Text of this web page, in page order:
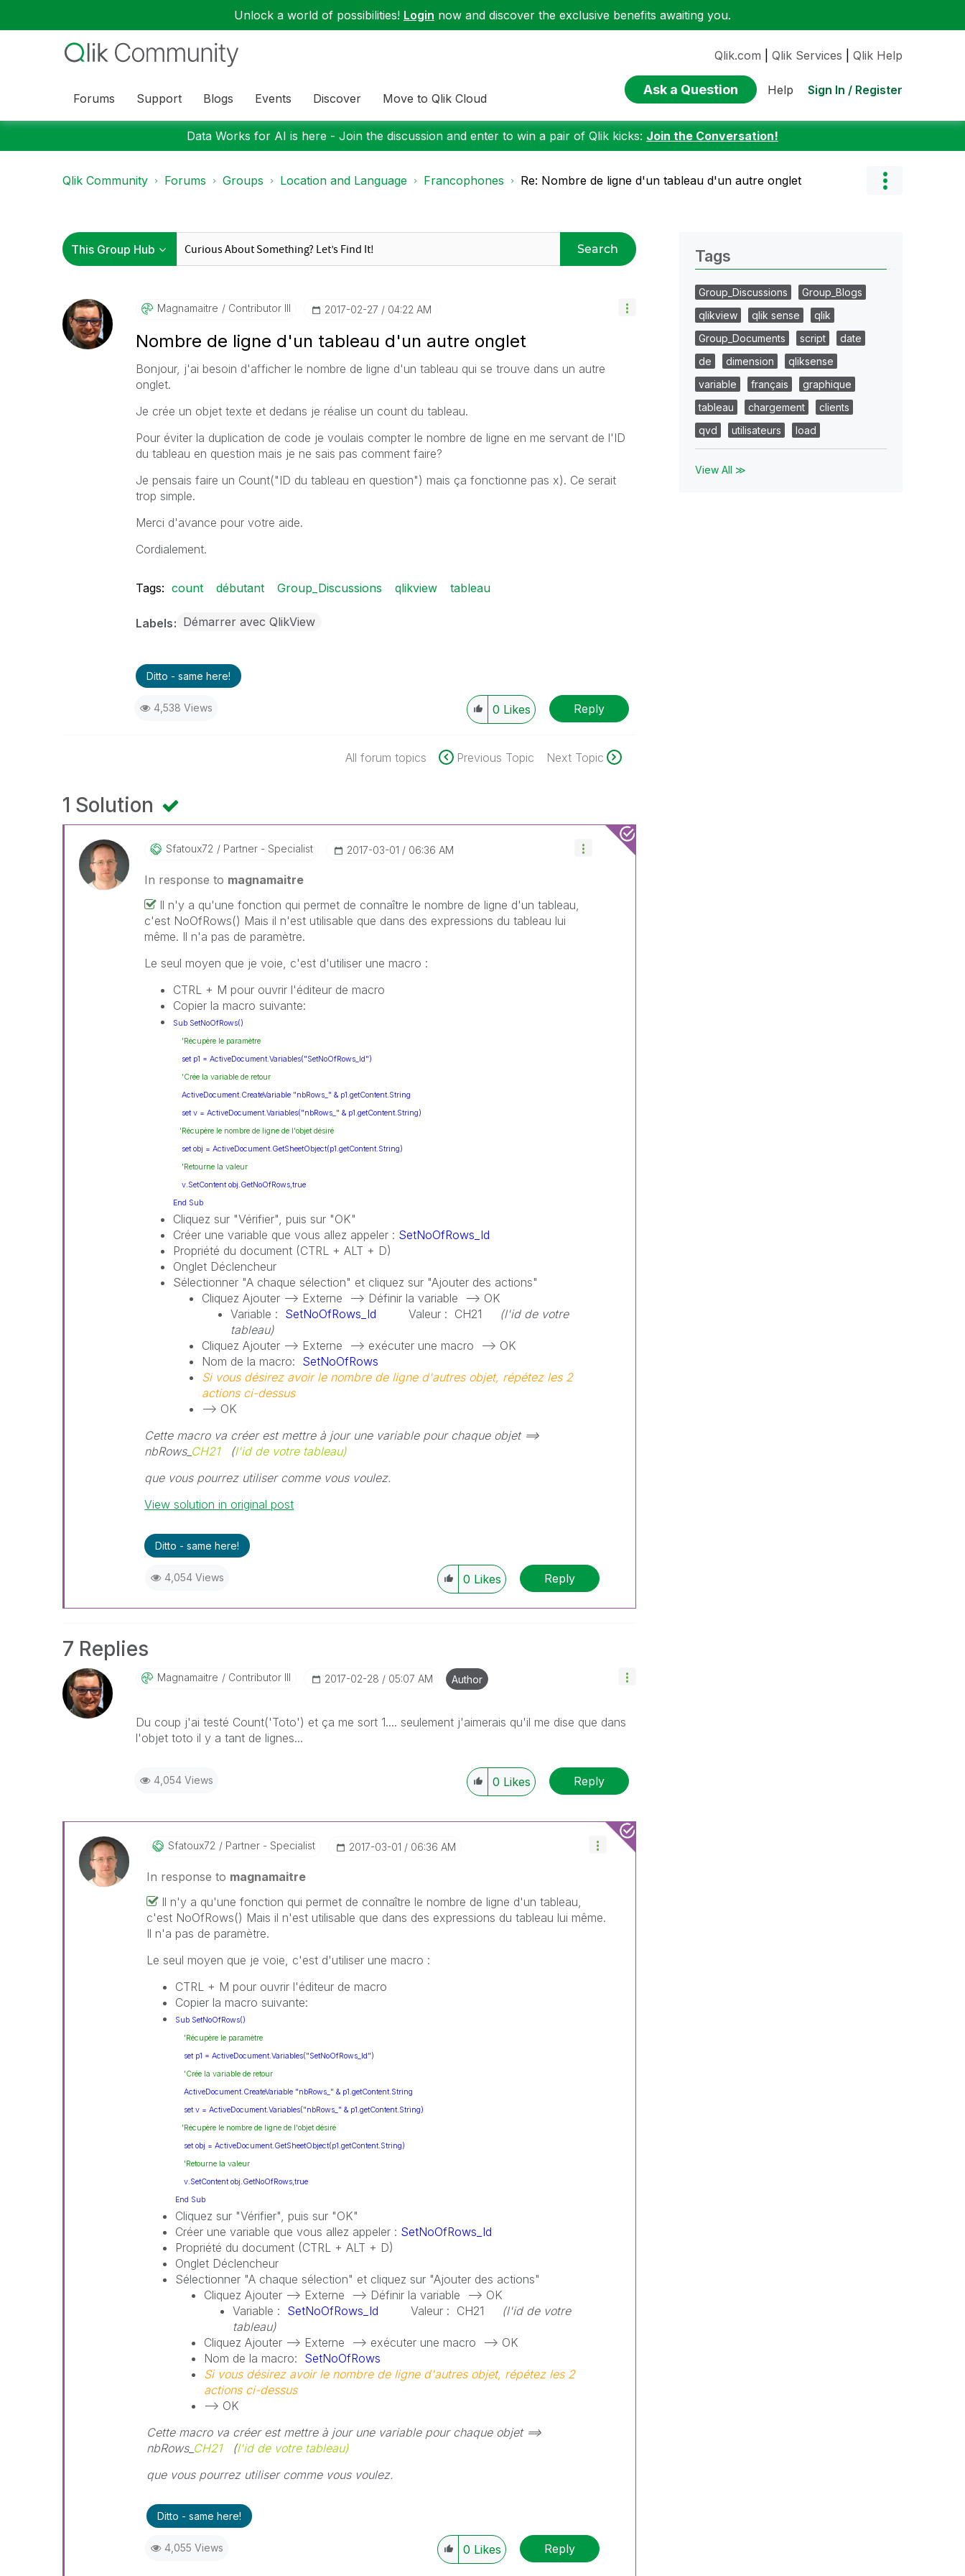
Unlock a world of possibilities! Login now and discover the exclusive benefits awaiting you.
Forums Support Blogs Events Discover Move to Qlik Cloud
Qlik.com Qlik Services Qlik Help
Ask a Question Help Sign In / Register
Data Works for AI is here - Join the discussion and enter to win a pair of Qlik kicks: Join the Conversation!
Qlik Community Forums Groups Location and Language Francophones Re: Nombre de ligne d'un tableau d'un autre onglet
Search
Magnamaitre Contributor III ‎2017-02-27 04:22 AM
Nombre de ligne d'un tableau d'un autre onglet
Bonjour, j'ai besoin d'afficher le nombre de ligne d'un tableau qui se trouve dans un autre
onglet.
Je crée un objet texte et dedans je réalise un count du tableau.
Pour éviter la duplication de code je voulais compter le nombre de ligne en me servant de l'ID
du tableau en question mais je ne sais pas comment faire?
Je pensais faire un Count("ID du tableau en question") mais ça fonctionne pas x). Ce serait
trop simple.
Merci d'avance pour votre aide.
Cordialement.
Tags: count débutant Group_Discussions qlikview tableau
Labels Démarrer avec QlikView
Ditto - same here!
4,538 Views 0 Likes Reply
All forum topics Previous Topic Next Topic
1 Solution
Sfatoux72 Partner - Specialist ‎2017-03-01 06:36 AM
In response to magnamaitre
Il n'y a qu'une fonction qui permet de connaître le nombre de ligne d'un tableau,
c'est NoOfRows() Mais il n'est utilisable que dans des expressions du tableau lui
même. Il n'a pas de paramètre.
Le seul moyen que je voie, c'est d'utiliser une macro :
CTRL + M pour ouvrir l'éditeur de macro
Copier la macro suivante:
Sub SetNoOfRows()
'Récupère le paramètre
set p1 = ActiveDocument.Variables("SetNoOfRows_Id")
'Crée la variable de retour
ActiveDocument.CreateVariable "nbRows_" & p1.getContent.String
set v = ActiveDocument.Variables("nbRows_" & p1.getContent.String)
'Récupère le nombre de ligne de l'objet désiré
set obj = ActiveDocument.GetSheetObject(p1.getContent.String)
'Retourne la valeur
v.SetContent obj.GetNoOfRows,true
End Sub
Cliquez sur "Vérifier", puis sur "OK"
Créer une variable que vous allez appeler : SetNoOfRows_Id
Propriété du document (CTRL + ALT + D)
Onglet Déclencheur
Sélectionner "A chaque sélection" et cliquez sur "Ajouter des actions"
Cliquez Ajouter --> Externe --> Définir la variable --> OK
Variable : SetNoOfRows_Id Valeur : CH21 (l'id de votre
tableau)
Cliquez Ajouter --> Externe --> exécuter une macro --> OK
Nom de la macro: SetNoOfRows
Si vous désirez avoir le nombre de ligne d'autres objet, répétez les 2
actions ci-dessus
--> OK
Cette macro va créer est mettre à jour une variable pour chaque objet ==>
nbRows_ CH21 (l'id de votre tableau)
que vous pourrez utiliser comme vous voulez.
View solution in original post
Ditto - same here!
4,054 Views 0 Likes Reply
7 Replies
Magnamaitre Contributor III ‎2017-02-28 05:07 AM Author
Du coup j'ai testé Count('Toto') et ça me sort 1.... seulement j'aimerais qu'il me dise que dans
l'objet toto il y a tant de lignes...
4,054 Views 0 Likes Reply
Sfatoux72 Partner - Specialist ‎2017-03-01 06:36 AM
In response to magnamaitre
Il n'y a qu'une fonction qui permet de connaître le nombre de ligne d'un tableau,
c'est NoOfRows() Mais il n'est utilisable que dans des expressions du tableau lui même.
Il n'a pas de paramètre.
Le seul moyen que je voie, c'est d'utiliser une macro :
CTRL + M pour ouvrir l'éditeur de macro
Copier la macro suivante:
Sub SetNoOfRows()
'Récupère le paramètre
set p1 = ActiveDocument.Variables("SetNoOfRows_Id")
'Crée la variable de retour
ActiveDocument.CreateVariable "nbRows_" & p1.getContent.String
set v = ActiveDocument.Variables("nbRows_" & p1.getContent.String)
'Récupère le nombre de ligne de l'objet désiré
set obj = ActiveDocument.GetSheetObject(p1.getContent.String)
'Retourne la valeur
v.SetContent obj.GetNoOfRows,true
End Sub
Cliquez sur "Vérifier", puis sur "OK"
Créer une variable que vous allez appeler : SetNoOfRows_Id
Propriété du document (CTRL + ALT + D)
Onglet Déclencheur
Sélectionner "A chaque sélection" et cliquez sur "Ajouter des actions"
Cliquez Ajouter --> Externe --> Définir la variable --> OK
Variable : SetNoOfRows_Id Valeur : CH21
(l'id de votre
tableau)
Cliquez Ajouter --> Externe --> exécuter une macro --> OK
Nom de la macro: SetNoOfRows
Si vous désirez avoir le nombre de ligne d'autres objet, répétez les 2
actions ci-dessus
--> OK
Cette macro va créer est mettre à jour une variable pour chaque objet ==>
nbRows_ CH21 (l'id de votre tableau)
que vous pourrez utiliser comme vous voulez.
Ditto - same here!
4,055 Views 0 Likes Reply
Tags
Group_Discussions
Group_Blogs
qlikview
qlik sense
qlik
Group_Documents
script
date
de
dimension
qliksense
variable
français
graphique
tableau
chargement
clients
qvd
utilisateurs load
View All ≫